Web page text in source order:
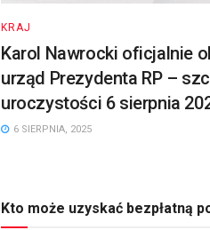
KRAJ
Karol Nawrocki oficjalnie
urząd Prezydenta RP –
uroczystości 6 sierpnia
6 SIERPNIA, 2025
Kto może uzyskać bezpłatną